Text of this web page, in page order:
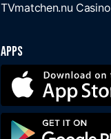
TVmatchen.nu Casino
Apps